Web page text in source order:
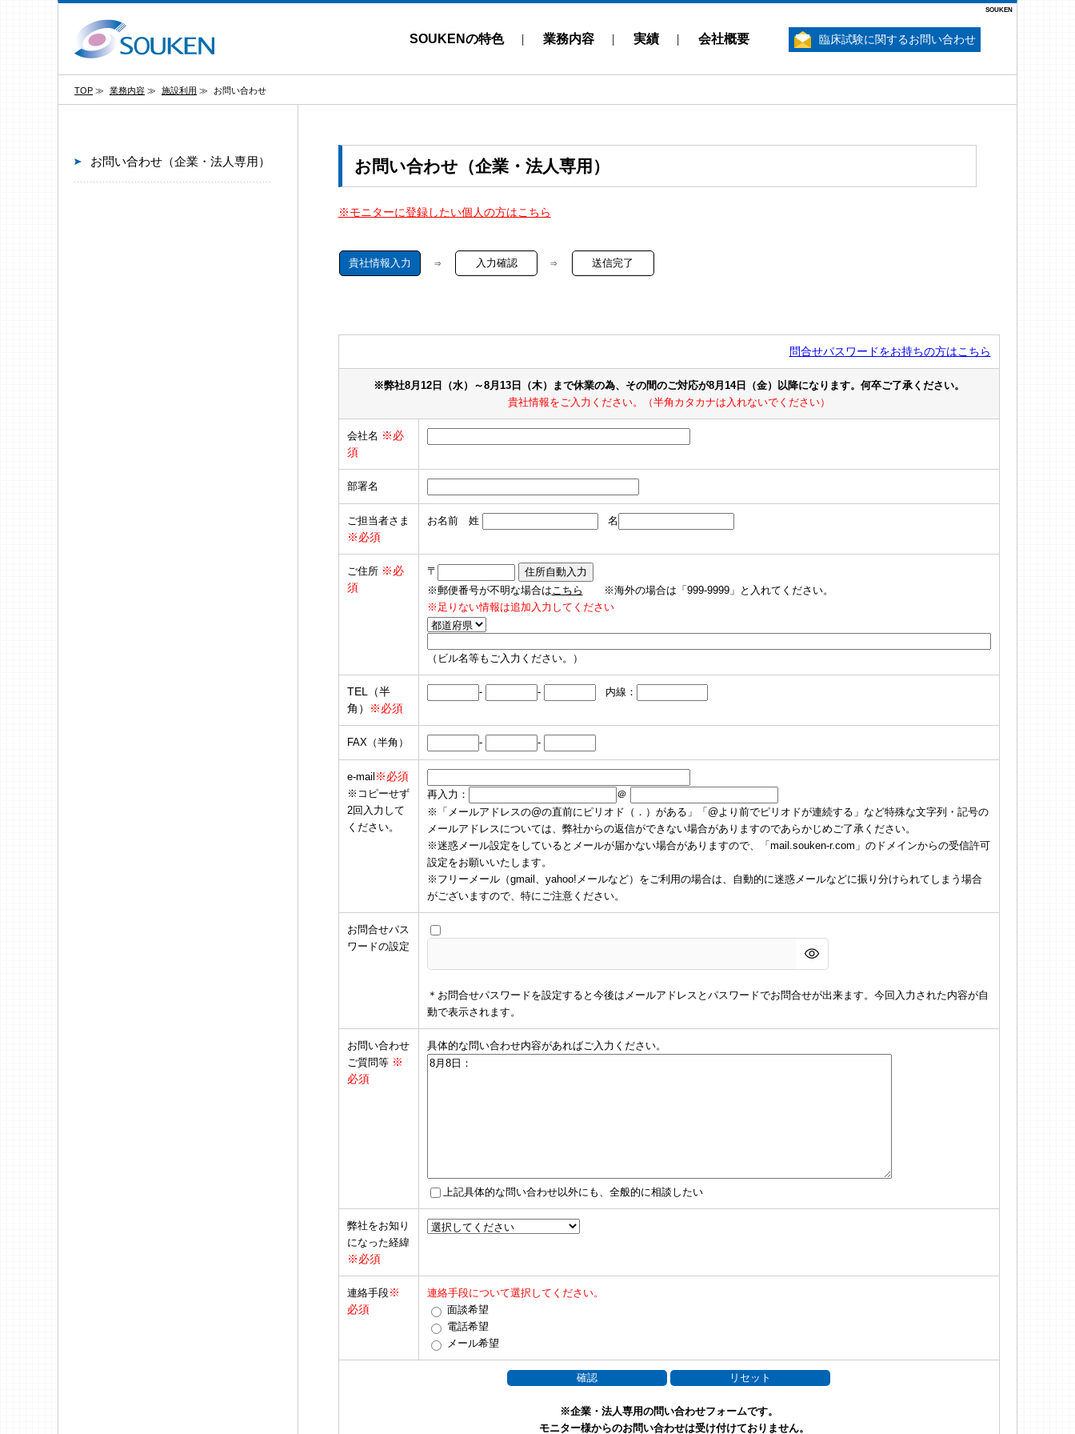
SOUKEN
SOUKENの特色 業務内容 実績 会社概要 臨床試験に関するお問い合わせ
TOP ≫ 業務内容 ≫ 施設利用 ≫ お問い合わせ
お問い合わせ（企業・法人専用）
※モニターに登録したい個人の方はこちら
貴社情報入力 ⇒ 入力確認 ⇒ 送信完了
問合せパスワードをお持ちの方はこちら
※弊社8月12日（水）～8月13日（木）まで休業の為、その間のご対応が8月14日（金）以降になります。何卒ご了承ください。
貴社情報をご入力ください。（半角カタカナは入れないでください）
会社名 ※必
須
部署名
ご担当者さま
※必須
お名前 姓 名
ご住所 ※必
須
〒
※郵便番号が不明な場合はこちら ※海外の場合は「999-9999」と入れてください。
※足りない情報は追加入力してください
（ビル名等もご入力ください。）
TEL（半
角）
※必須
- - 内線：
FAX（半角） - -
e-mail ※必須
※コピーせず
2回入力して
ください。
再入力：
＠
※「メールアドレスの@の直前にピリオド（．）がある」「@より前でピリオドが連続する」など特殊な文字列・記号の
メールアドレスについては、弊社からの返信ができない場合がありますのであらかじめご了承ください。
※迷惑メール設定をしているとメールが届かない場合がありますので、「mail.souken-r.com」のドメインからの受信許可
設定をお願いいたします。
※フリーメール（gmail、yahoo!メールなど）をご利用の場合は、自動的に迷惑メールなどに振り分けられてしまう場合
がございますので、特にご注意ください。
お問合せパス
ワードの設定
＊お問合せパスワードを設定すると今後はメールアドレスとパスワードでお問合せが出来ます。今回入力された内容が自
動で表示されます。
お問い合わせ
ご質問等 ※
必須
具体的な問い合わせ内容があればご入力ください。
上記具体的な問い合わせ以外にも、全般的に相談したい
弊社をお知り
になった経緯
※必須
連絡手段※
必須
連絡手段について選択してください。
面談希望
電話希望
メール希望
※企業・法人専用の問い合わせフォームです。
モニター様からのお問い合わせは受け付けておりません。
お問い合わせ（企業・法人専用）